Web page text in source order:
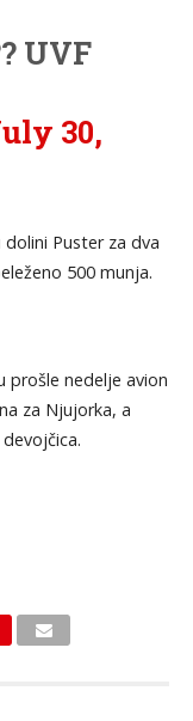
UVF
30,
Puster za dva
500 munja.
prošle nedelje avion
za Njujorka, a